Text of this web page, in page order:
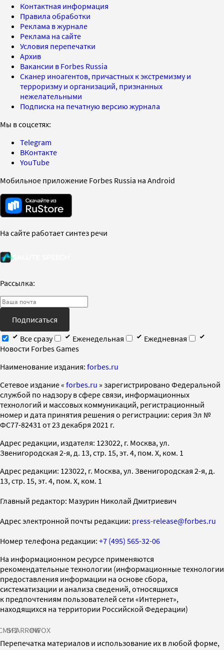
Контактная информация
Правила обработки
Реклама в журнале
Реклама на сайте
Условия перепечатки
Архив
Вакансии в Forbes Russia
Сканер иноагентов, причастных к экстремизму и
терроризму и организаций, признанных
нежелательными
Подписка на печатную версию журнала
Мы в соцсетях:
Telegram
ВКонтакте
YouTube
Мобильное приложение Forbes Russia на Android
На сайте работает синтез речи
Рассылка:
Подписаться
Все сразу
Еженедельная
Ежедневная
Новости Forbes Games
Наименование издания: forbes.ru
Cетевое издание « forbes.ru » зарегистрировано Федеральной
службой по надзору в сфере связи, информационных
технологий и массовых коммуникаций, регистрационный
номер и дата принятия решения о регистрации: серия Эл №
ФС77-82431 от 23 декабря 2021 г.
Адрес редакции, издателя: 123022, г. Москва, ул.
Звенигородская 2-я, д. 13, стр. 15, эт. 4, пом. X, ком. 1
Адрес редакции: 123022, г. Москва, ул. Звенигородская 2-я, д.
13, стр. 15, эт. 4, пом. X, ком. 1
Главный редактор: Мазурин Николай Дмитриевич
Адрес электронной почты редакции: press-release@forbes.ru
Номер телефона редакции: +7 (495) 565-32-06
На информационном ресурсе применяются
рекомендательные технологии (информационные технологии
предоставления информации на основе сбора,
систематизации и анализа сведений, относящихся
к предпочтениям пользователей сети «Интернет»,
находящихся на территории Российской Федерации)
SPARROWINFOX
Перепечатка материалов и использование их в любой форме,